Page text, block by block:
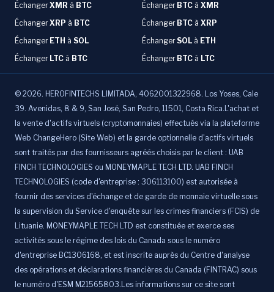
ÉchangerXMR à BTC Échanger BTC à XMR
ÉchangerXRP à BTC Échanger BTC à XRP
Échanger ETH à SOL ÉchangerSOL à ETH
Échanger LTC à BTC Échanger BTC à LTC
© 2026. HEROFINTECHS LIMITADA, 4062001322968. Los Yoses, Cale
39. Avenidas, 8 & 9, San José, San Pedro, 11501, Costa Rica.L'achat et
la vente d'actifs virtuels (cryptomonnaies) effectués via la plateforme
Web ChangeHero (Site Web) et la garde optionnelle d'actifs virtuels
sont traités par des fournisseurs agréés choisis par le client : UAB
FINCH TECHNOLOGIES ou MONEYMAPLE TECH LTD. UAB FINCH
TECHNOLOGIES (code d'entreprise : 306113100) est autorisée à
fournir des services d'échange et de garde de monnaie virtuelle sous
la supervision du Service d'enquête sur les crimes financiers (FCIS) de
Lituanie. MONEYMAPLE TECH LTD est constituée et exerce ses
activités sous le régime des lois du Canada sous le numéro
d'entreprise BC1306168, et est inscrite auprès du Centre d'analyse
des opérations et déclarations financières du Canada (FINTRAC) sous
le numéro d'ESM M21565803.Les informations sur ce site sont